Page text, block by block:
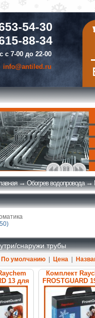
54-30
88-34
с 7-00 до 22-00
info@antiled.ru
→Обогрев водопровода→
снаружи трубы
По умолчанию| Цена|
13 для
труб
Комплект
FROSTGUARD
обогрева